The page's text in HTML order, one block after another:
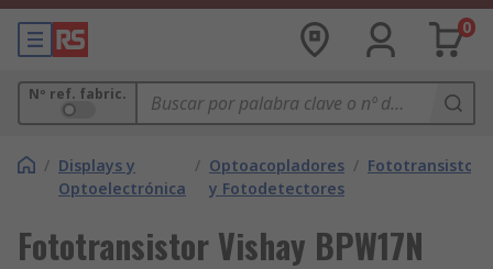
0
Nº ref. fabric.
/ Displays y
Optoelectrónica
/ Optoacopladores
y Fotodetectores
/
Fototransistor Vishay BPW17N